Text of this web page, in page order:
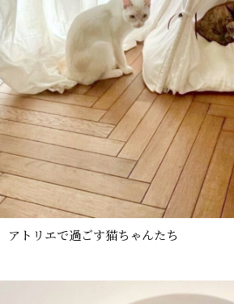
アトリエで過ごす猫ちゃんたち